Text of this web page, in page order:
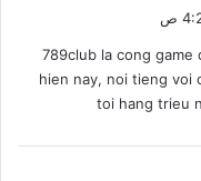
789club la cong game
hien nay, noi tieng voi
toi hang trieu